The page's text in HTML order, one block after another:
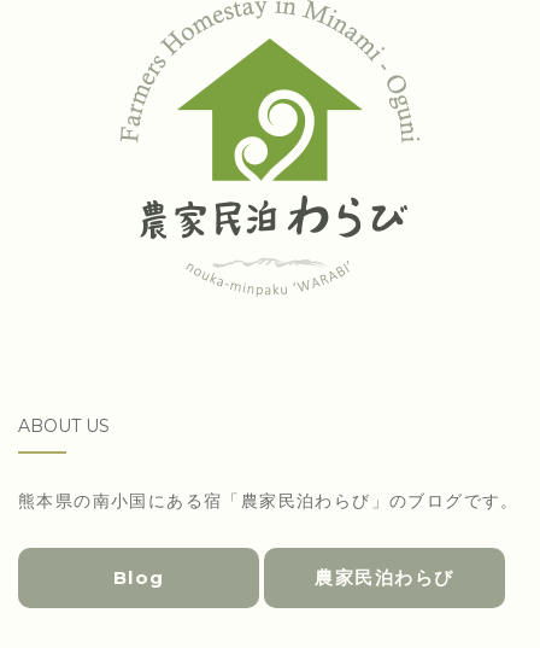
ABOUT US
熊本県の南小国にある宿「農家民泊わらび」のブログです。
Blog 農家民泊わらび